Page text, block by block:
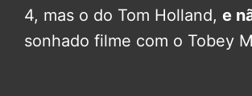
4, mas o do Tom Holland, e
sonhado filme com o Tobey